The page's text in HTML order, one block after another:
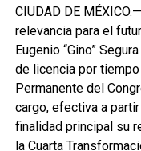
CIUDAD DE
relevancia para el
Eugenio “Gino”
de licencia por
Permanente del
cargo, efectiva a
finalidad principal su
la Cuarta